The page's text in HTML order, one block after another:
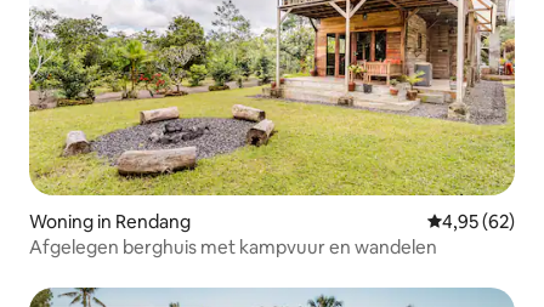
Woning in Rendang Gemiddelde
4,95 (62)
Afgelegen berghuis met kampvuur en wandelen